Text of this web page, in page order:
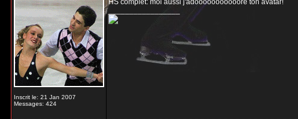
Inscrit le: 21 Jan 2007
Messages: 424
HS complet: moi aussi j'adooooooooooore ton avatar!
_________________